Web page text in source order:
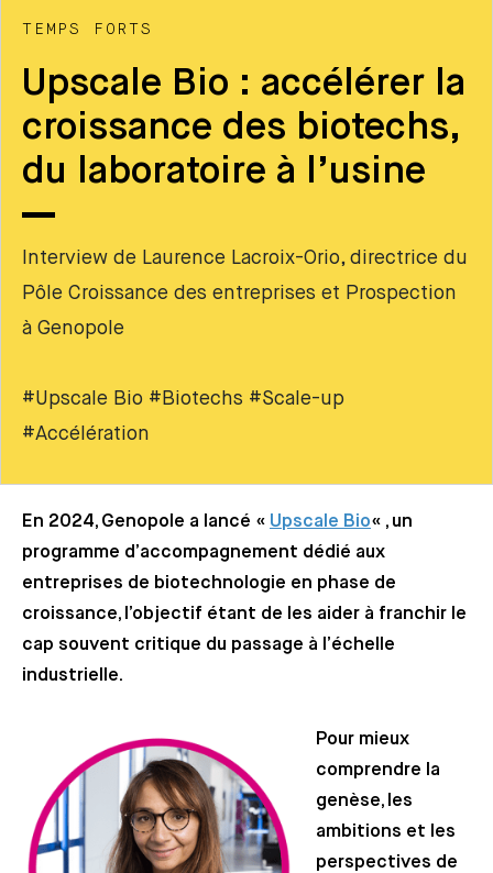
TEMPS FORTS
Upscale Bio : accélérer la
croissance des biotechs,
du laboratoire à l’usine
Interview de Laurence Lacroix-Orio, directrice du
Pôle Croissance des entreprises et Prospection
à Genopole
#Upscale Bio #Biotechs #Scale-up
#Accélération
En 2024, Genopole a lancé « Upscale Bio« , un
programme d’accompagnement dédié aux
entreprises de biotechnologie en phase de
croissance, l’objectif étant de les aider à franchir le
cap souvent critique du passage à l’échelle
industrielle.
Pour mieux
comprendre la
genèse, les
ambitions et les
perspectives de